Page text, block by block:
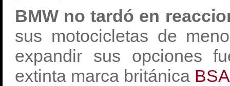
BMW no tardó en
sus motocicletas de
expandir sus opciones
extinta marca británica BSA